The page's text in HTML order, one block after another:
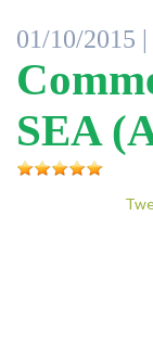
01/10/2015 |
SEA